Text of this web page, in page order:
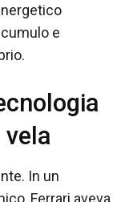
e
In un
Ferrari aveva